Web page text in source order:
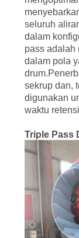
seluruh
dalam
pass adalah
dalam pola
sekrup dan,
digunakan
waktu
Triple Pass